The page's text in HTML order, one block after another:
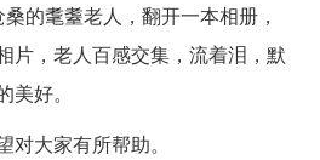
的耄耋老人，翻开一本相册，
片，老人百感交集，流着泪，默
好。
大家有所帮助。